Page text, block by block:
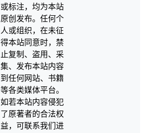
或标注，均为本站
原创发布。任何个
人或组织，在未征
得本站同意时，禁
止复制、盗用、采
集、发布本站内容
到任何网站、书籍
等各类媒体平台。
如若本站内容侵犯
了原著者的合法权
益，可联系我们进